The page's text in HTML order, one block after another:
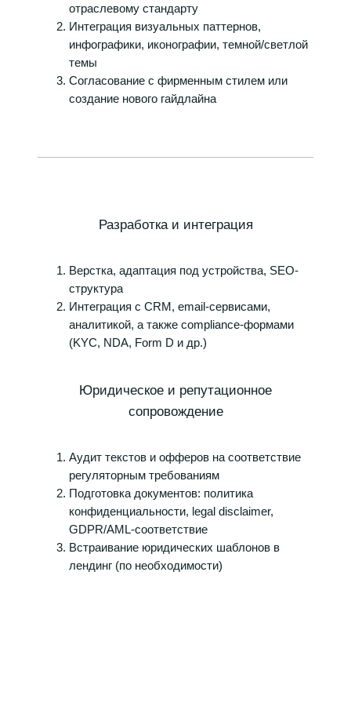
отраслевому стандарту
Интеграция визуальных паттернов,
инфографики, иконографии, темной/светлой
темы
Согласование с фирменным стилем или
создание нового гайдлайна
Разработка и интеграция
Верстка, адаптация под устройства, SEO-
структура
Интеграция с CRM, email-сервисами,
аналитикой, а также compliance-формами
(KYC, NDA, Form D и др.)
Юридическое и репутационное
сопровождение
Аудит текстов и офферов на соответствие
регуляторным требованиям
Подготовка документов: политика
конфиденциальности, legal disclaimer,
GDPR/AML-соответствие
Встраивание юридических шаблонов в
лендинг (по необходимости)